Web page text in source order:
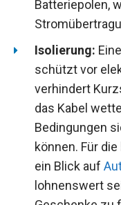
Batteriepolen,
Isolierung:
schützt vor
verhindert
das Kabel
Bedingungen
können. Für
ein Blick auf
lohnenswert